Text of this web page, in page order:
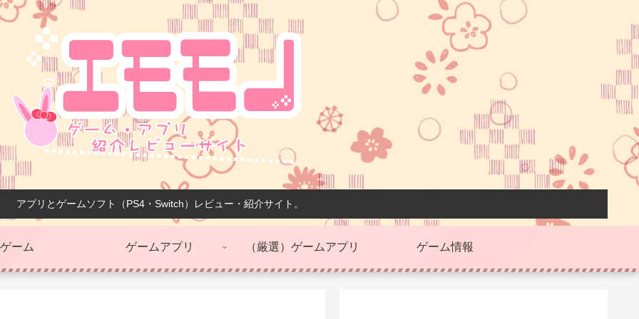
アプリとゲームソフト（PS4・Switch）レビュー・紹介サイト。
ゲーム ゲームアプリ （厳選）ゲームアプリ ゲーム情報